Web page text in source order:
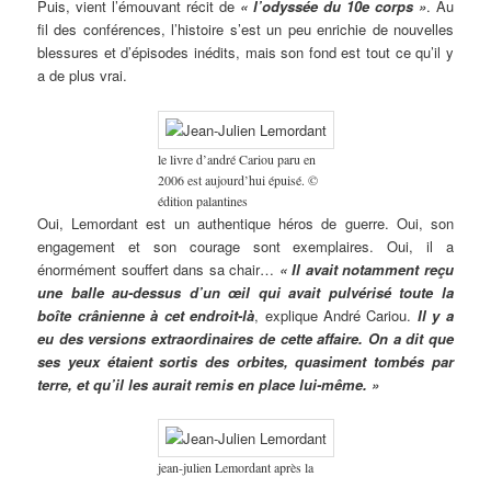
Puis, vient l’émouvant récit de « l’odyssée du 10e corps ». Au
fil des conférences, l’histoire s’est un peu enrichie de nouvelles
blessures et d’épisodes inédits, mais son fond est tout ce qu’il y
a de plus vrai.
le livre d’andré Cariou paru en
2006 est aujourd’hui épuisé. ©
édition palantines
Oui, Lemordant est un authentique héros de guerre. Oui, son
engagement et son courage sont exemplaires. Oui, il a
énormément souffert dans sa chair… « Il avait notamment reçu
une balle au-dessus d’un œil qui avait pulvérisé toute la
boîte crânienne à cet endroit-là, explique André Cariou. Il y a
eu des versions extraordinaires de cette affaire. On a dit que
ses yeux étaient sortis des orbites, quasiment tombés par
terre, et qu’il les aurait remis en place lui-même. »
jean-julien Lemordant après la